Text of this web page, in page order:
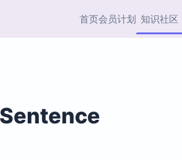
首页会员计划 知识社区